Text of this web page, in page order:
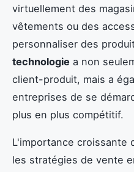
virtuellement des
vêtements ou des
personnaliser des
technologie a non
client-produit, mais a
entreprises de se
plus en plus compétitif.
L'importance croissante
les stratégies de vente